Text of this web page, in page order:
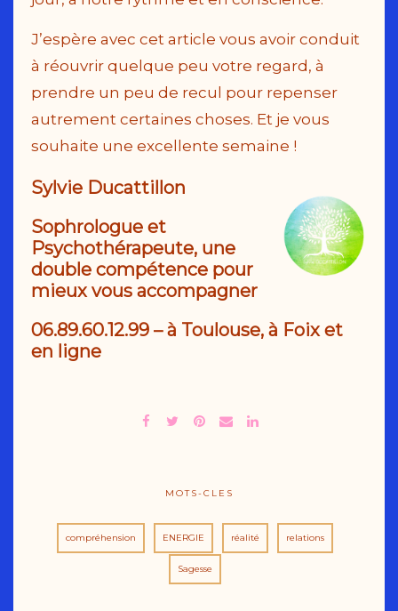
J’espère avec cet article vous avoir conduit
à réouvrir quelque peu votre regard, à
prendre un peu de recul pour repenser
autrement certaines choses. Et je vous
souhaite une excellente semaine !
Sylvie Ducattillon
Sophrologue et
Psychothérapeute, une
double compétence pour
mieux vous accompagner
06.89.60.12.99 – à Toulouse, à Foix et
en ligne
MOTS-CLES
compréhension ENERGIE réalité relations
Sagesse